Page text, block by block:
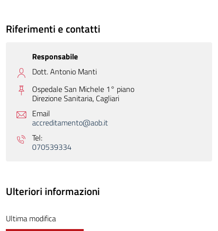
Riferimenti e contatti
Responsabile
Dott. Antonio Manti
Ospedale San Michele 1° piano
Direzione Sanitaria, Cagliari
Email
accreditamento@aob.it
Tel:
070539334
Ulteriori informazioni
Ultima modifica